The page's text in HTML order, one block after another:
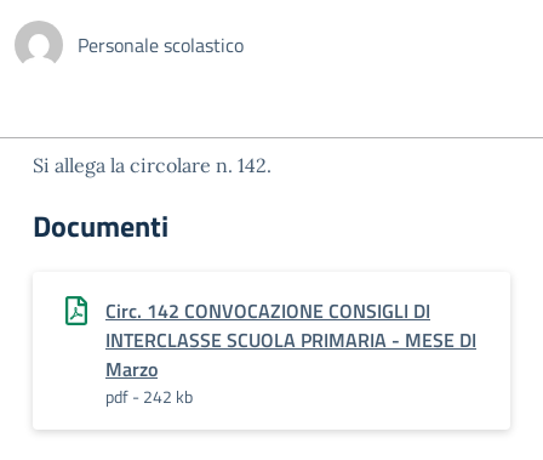
Personale scolastico
Si allega la circolare n. 142.
Documenti
Circ. 142 CONVOCAZIONE CONSIGLI DI
INTERCLASSE SCUOLA PRIMARIA - MESE DI
Marzo
pdf - 242 kb